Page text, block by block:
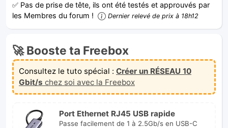
✅ Pas de prise de tête, ils ont été testés et approuvés par
les Membres du forum !
Dernier relevé de prix à 18h12
🚀 Booste ta Freebox
Consultez le tuto spécial : Créer un RÉSEAU 10
Gbit/s chez soi avec la Freebox
Port Ethernet RJ45 USB rapide
Passe facilement de 1 à 2.5Gb/s en USB-C